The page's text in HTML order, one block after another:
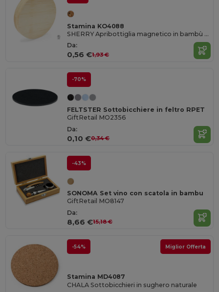
Stamina KO4088
SHERRY Apribottiglia magnetico in bambù con funzione sottobicchiere
Da:
0,56 €1,93 €
-70%
FELTSTER Sottobicchiere in feltro RPET
GiftRetail MO2356
Da:
0,10 €0,34 €
-43%
SONOMA Set vino con scatola in bambu
GiftRetail MO8147
Da:
8,66 €15,18 €
-54% Miglior Offerta
Stamina MD4087
CHALA Sottobicchieri in sughero naturale